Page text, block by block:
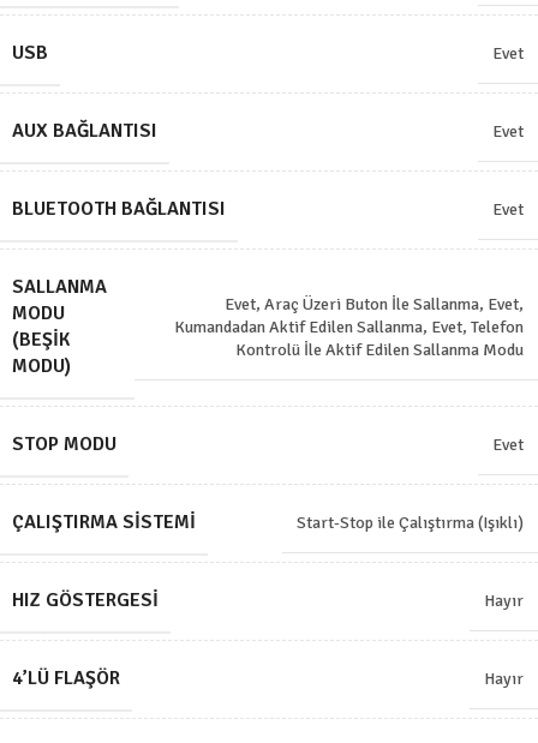
USB Evet
AUX BAĞLANTISI Evet
BLUETOOTH BAĞLANTISI Evet
SALLANMA
MODU
(BEŞIK
MODU)
Evet, Araç Üzeri Buton İle Sallanma, Evet,
Kumandadan Aktif Edilen Sallanma, Evet, Telefon
Kontrolü İle Aktif Edilen Sallanma Modu
STOP MODU Evet
ÇALIŞTIRMA SISTEMI Start-Stop ile Çalıştırma (Işıklı)
HIZ GÖSTERGESI Hayır
4’LÜ FLAŞÖR Hayır